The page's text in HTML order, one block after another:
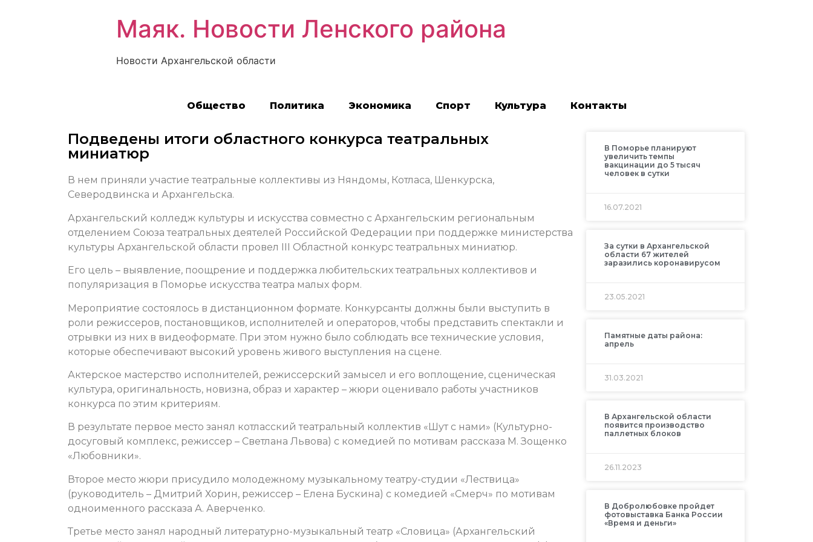
Маяк. Новости Ленского района
Новости Архангельской области
Общество Политика Экономика Спорт Культура Контакты
Подведены итоги областного конкурса театральных
миниатюр
В нем приняли участие театральные коллективы из Няндомы, Котласа, Шенкурска,
Северодвинска и Архангельска.
Архангельский колледж культуры и искусства совместно с Архангельским региональным
отделением Союза театральных деятелей Российской Федерации при поддержке министерства
культуры Архангельской области провел III Областной конкурс театральных миниатюр.
Его цель – выявление, поощрение и поддержка любительских театральных коллективов и
популяризация в Поморье искусства театра малых форм.
Мероприятие состоялось в дистанционном формате. Конкурсанты должны были выступить в
роли режиссеров, постановщиков, исполнителей и операторов, чтобы представить спектакли и
отрывки из них в видеоформате. При этом нужно было соблюдать все технические условия,
которые обеспечивают высокий уровень живого выступления на сцене.
Актерское мастерство исполнителей, режиссерский замысел и его воплощение, сценическая
культура, оригинальность, новизна, образ и характер – жюри оценивало работы участников
конкурса по этим критериям.
В результате первое место занял котласский театральный коллектив «Шут с нами» (Культурно-
досуговый комплекс, режиссер – Светлана Львова) с комедией по мотивам рассказа М. Зощенко
«Любовники».
Второе место жюри присудило молодежному музыкальному театру-студии «Лествица»
(руководитель – Дмитрий Хорин, режиссер – Елена Бускина) с комедией «Смерч» по мотивам
одноименного рассказа А. Аверченко.
Третье место занял народный литературно-музыкальный театр «Словица» (Архангельский
В Поморье планируют
увеличить темпы
вакцинации до 5 тысяч
человек в сутки
16.07.2021
За сутки в Архангельской
области 67 жителей
заразились коронавирусом
23.05.2021
Памятные даты района:
апрель
31.03.2021
В Архангельской области
появится производство
паллетных блоков
26.11.2023
В Добролюбовке пройдет
фотовыставка Банка России
«Время и деньги»